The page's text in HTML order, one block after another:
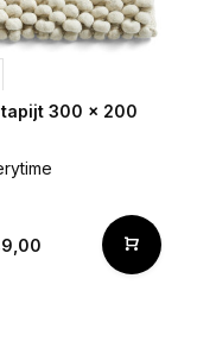
tapijt 300 x 200